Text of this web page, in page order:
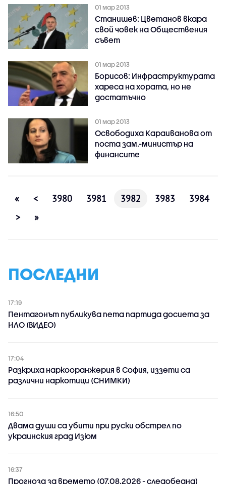
01 мар 2013
Станишев: Цветанов вкара
свой човек на Обществения
съвет
01 мар 2013
Борисов: Инфраструктурата
хареса на хората, но не
достатъчно
01 мар 2013
Освободиха Караиванова от
поста зам.-министър на
финансите
« < 3980 3981 3982 3983
3984
>
»
ПОСЛЕДНИ
17:19
Пентагонът публикува пета партида досиета за
НЛО (ВИДЕО)
17:04
Разкриха наркооранжерия в София, иззети са
различни наркотици (СНИМКИ)
16:50
Двама души са убити при руски обстрeл по
украинския град Изюм
16:37
Прогноза за времето (07.08.2026 - следобедна)